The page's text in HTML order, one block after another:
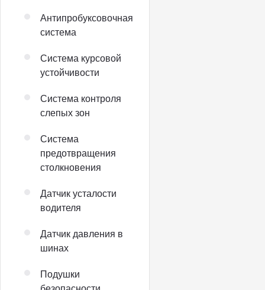
Антипробуксовочная
система
Система курсовой
устойчивости
Система контроля
слепых зон
Система
предотвращения
столкновения
Датчик усталости
водителя
Датчик давления в
шинах
Подушки